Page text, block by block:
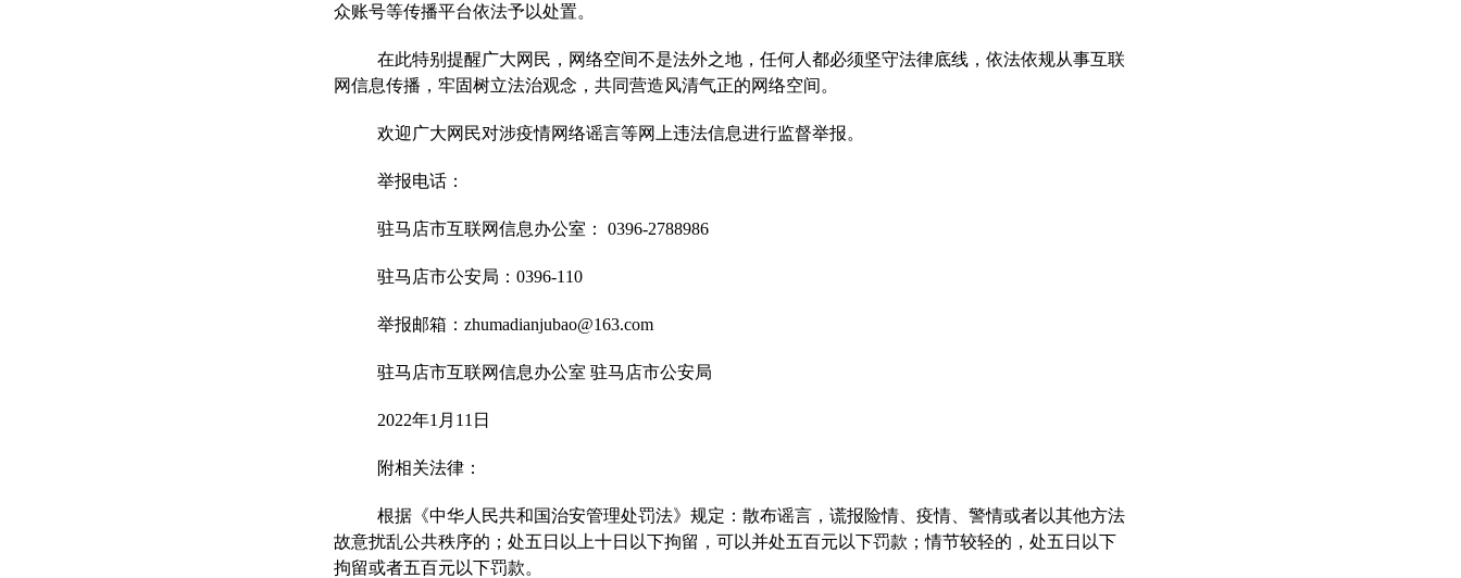
众账号等传播平台依法予以处置。
在此特别提醒广大网民，网络空间不是法外之地，任何人都必须坚守法律底线，依法依规从事互联
网信息传播，牢固树立法治观念，共同营造风清气正的网络空间。
欢迎广大网民对涉疫情网络谣言等网上违法信息进行监督举报。
举报电话：
驻马店市互联网信息办公室： 0396-2788986
驻马店市公安局：0396-110
举报邮箱：zhumadianjubao@163.com
驻马店市互联网信息办公室 驻马店市公安局
2022年1月11日
附相关法律：
根据《中华人民共和国治安管理处罚法》规定：散布谣言，谎报险情、疫情、警情或者以其他方法
故意扰乱公共秩序的；处五日以上十日以下拘留，可以并处五百元以下罚款；情节较轻的，处五日以下
拘留或者五百元以下罚款。